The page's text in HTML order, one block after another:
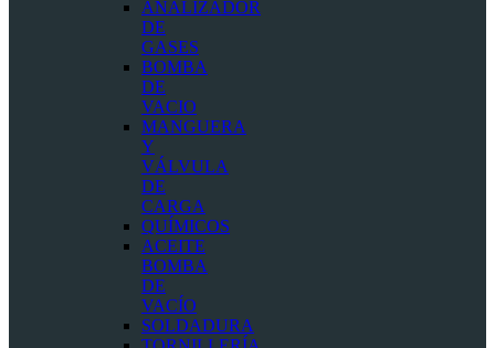
ANALIZADOR
DE
GASES
BOMBA
DE
VACIO
MANGUERA
Y
VÁLVULA
DE
CARGA
QUÍMICOS
ACEITE
BOMBA
DE
VACÍO
SOLDADURA